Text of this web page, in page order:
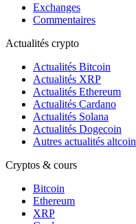
Exchanges
Commentaires
Actualités crypto
Actualités Bitcoin
Actualités XRP
Actualités Ethereum
Actualités Cardano
Actualités Solana
Actualités Dogecoin
Autres actualités altcoin
Cryptos & cours
Bitcoin
Ethereum
XRP